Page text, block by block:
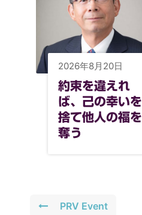
2026年8月20日
約束を違えれ
ば、己の幸いを
捨て他人の福を
奪う
PRV Event